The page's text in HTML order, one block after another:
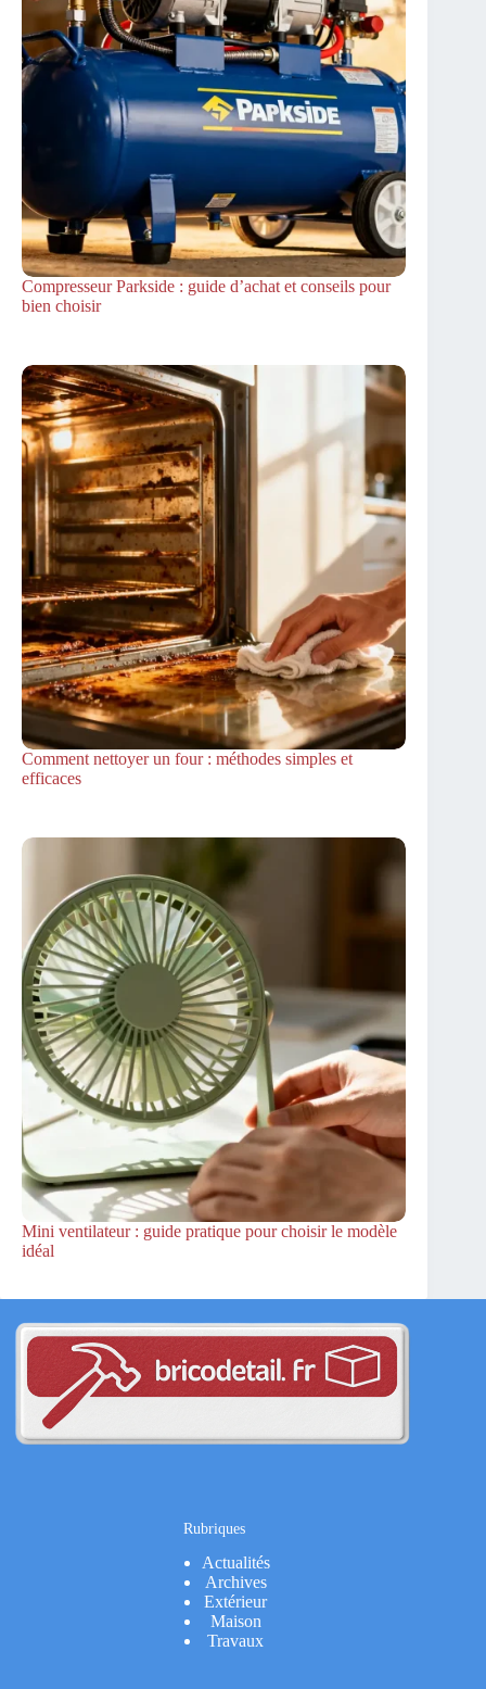
Compresseur Parkside : guide d’achat et conseils pour
bien choisir
Comment nettoyer un four : méthodes simples et
efficaces
Mini ventilateur : guide pratique pour choisir le modèle
idéal
Rubriques
Actualités
Archives
Extérieur
Maison
Travaux